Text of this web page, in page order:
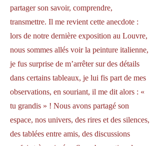
partager son savoir, comprendre,
transmettre. Il me revient cette anecdote :
lors de notre dernière exposition au Louvre,
nous sommes allés voir la peinture italienne,
je fus surprise de m’arrêter sur des détails
dans certains tableaux, je lui fis part de mes
observations, en souriant, il me dit alors : «
tu grandis » ! Nous avons partagé son
espace, nos univers, des rires et des silences,
des tablées entre amis, des discussions